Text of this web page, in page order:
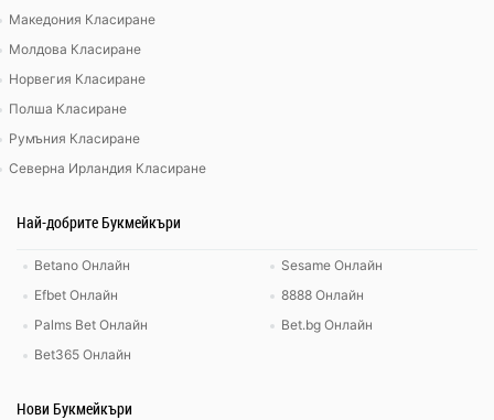
Македония Класиране
Молдова Класиране
Норвегия Класиране
Полша Класиране
Румъния Класиране
Северна Ирландия Класиране
Най-добрите Букмейкъри
Betano Онлайн
Efbet Онлайн
Palms Bet Онлайн
Bet365 Онлайн
Sesame Онлайн
8888 Онлайн
Bet.bg Онлайн
Нови Букмейкъри